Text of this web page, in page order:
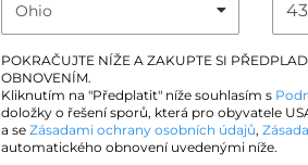
POKRAČUJTE NÍŽE A ZAKUPTE SI
OBNOVENÍM.
Kliknutím na "Předplatit" níže souhlasím s
doložky o řešení sporů, která pro obyvatele
a se Zásadami ochrany osobních údajů,
automatického obnovení uvedenými níže.